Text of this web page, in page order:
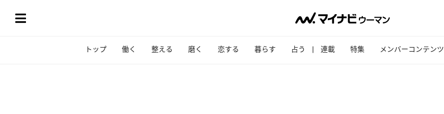
トップ 働く 整える 磨く 恋する 暮らす 占う 連載 特集 メンバーコンテンツ